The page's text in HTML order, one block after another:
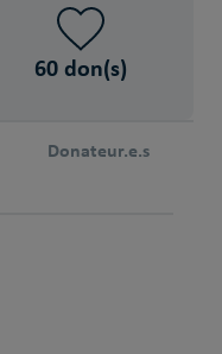
60 don(s)
Donateur.e.s